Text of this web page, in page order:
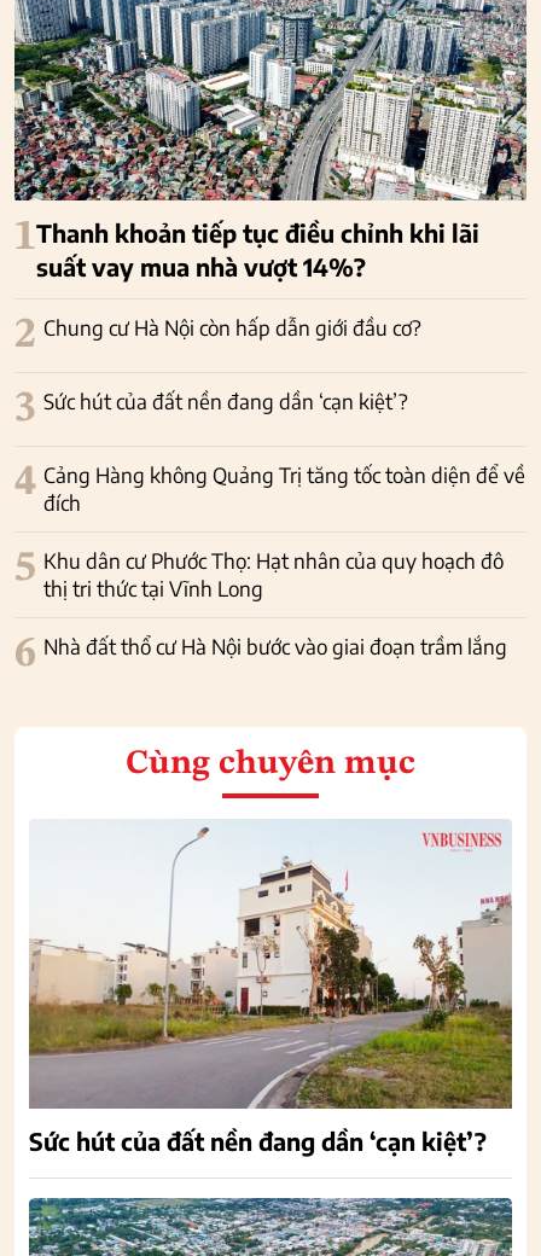
1Thanh khoản tiếp tục điều chỉnh khi lãi
suất vay mua nhà vượt 14%?
2 Chung cư Hà Nội còn hấp dẫn giới đầu cơ?
3 Sức hút của đất nền đang dần ‘cạn kiệt’?
4 Cảng Hàng không Quảng Trị tăng tốc toàn diện để về
đích
5 Khu dân cư Phước Thọ: Hạt nhân của quy hoạch đô
thị tri thức tại Vĩnh Long
6 Nhà đất thổ cư Hà Nội bước vào giai đoạn trầm lắng
Cùng chuyên mục
Sức hút của đất nền đang dần ‘cạn kiệt’?